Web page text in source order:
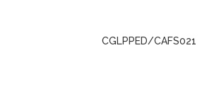
CGLPPED/CAFS021